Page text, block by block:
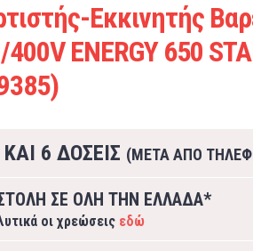
Εκκινητής
ENERGY 650
6 ΔΟΣΕΙΣ (ΜΕΤΑ ΑΠΟ
ΣΕ ΟΛΗ ΤΗΝ ΕΛΛΑΔΑ*
οι χρεώσεις εδώ